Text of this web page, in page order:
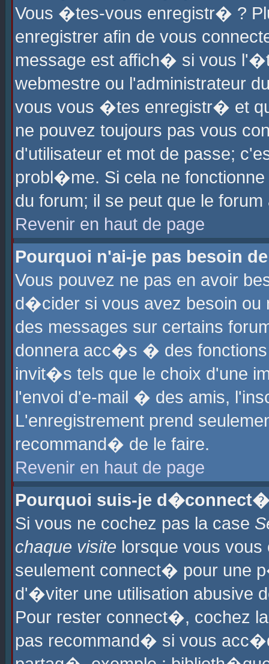
Vous �tes-vous enregistr� ?
enregistrer afin de vous
message est affich� si vous
webmestre ou l'administrateur
vous vous �tes enregistr� et
ne pouvez toujours pas vous
d'utilisateur et mot de passe;
probl�me. Si cela ne
du forum; il se peut que le
Revenir en haut de page
Pourquoi n'ai-je pas besoin
Vous pouvez ne pas en avoir
d�cider si vous avez besoin ou
des messages sur certains
donnera acc�s � des fonctions
invit�s tels que le choix d'une
l'envoi d'e-mail � des amis,
L'enregistrement prend
recommand� de le faire.
Revenir en haut de page
Pourquoi suis-je
Si vous ne cochez pas la case
chaque visite lorsque vous
seulement connect� pour une
d'�viter une utilisation abusive
Pour rester connect�, cochez
pas recommand� si vous